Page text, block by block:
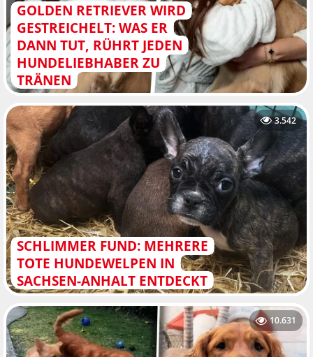
GOLDEN RETRIEVER WIRD
GESTREICHELT: WAS ER
DANN TUT, RÜHRT JEDEN
HUNDELIEBHABER ZU
TRÄNEN
SCHLIMMER FUND: MEHRERE
TOTE HUNDEWELPEN IN
SACHSEN-ANHALT ENTDECKT
3.542
10.631